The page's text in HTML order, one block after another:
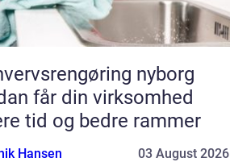
nyborg
får din virksomhed
tid og bedre rammer
Hansen 03 August 2026